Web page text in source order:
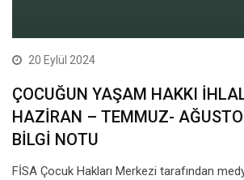
20 Eylül 2024
ÇOCUĞUN YAŞAM HAKKI
HAZİRAN – TEMMUZ-
BİLGİ NOTU
FİSA Çocuk Hakları Merkezi tarafından